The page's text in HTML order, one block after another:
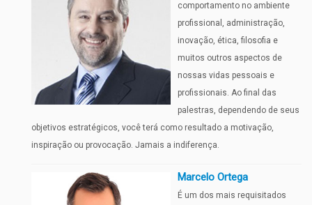
comportamento no ambiente
profissional, administração,
inovação, ética, filosofia e
muitos outros aspectos de
nossas vidas pessoais e
profissionais. Ao final das
palestras, dependendo de seus
objetivos estratégicos, você terá como resultado a motivação,
inspiração ou provocação. Jamais a indiferença.
Marcelo Ortega
É um dos mais requisitados